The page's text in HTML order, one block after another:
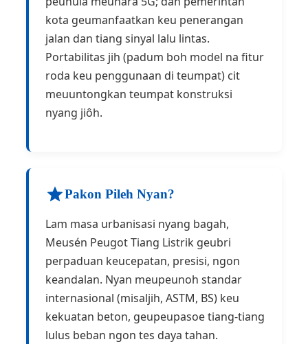
kota geumanfaatkan keu penerangan
jalan dan tiang sinyal lalu lintas.
Portabilitas jih (padum boh model na fitur
roda keu penggunaan di teumpat) cit
meuuntongkan teumpat konstruksi
nyang jiôh.
Pakon Pileh Nyan?
Lam masa urbanisasi nyang bagah,
Meusén Peugot Tiang Listrik geubri
perpaduan keucepatan, presisi, ngon
keandalan. Nyan meupeunoh standar
internasional (misaljih, ASTM, BS) keu
kekuatan beton, geupeupasoe tiang-tiang
lulus beban ngon tes daya tahan.